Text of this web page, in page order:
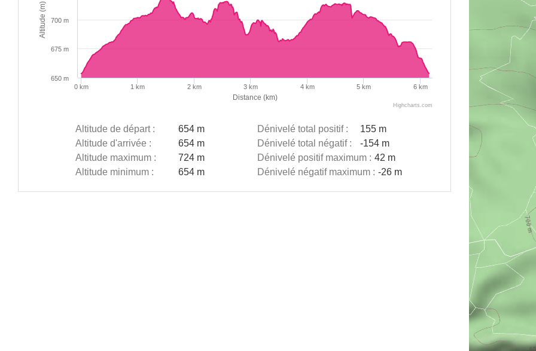
Distance (km)
Altitude (m)
0 km 1 km 2 km 3 km 4 km 5 km 6 km
650 m
675 m
700 m
Highcharts.com
Altitude de départ :
654 m
Altitude d'arrivée :
654 m
Altitude maximum :
724 m
Altitude minimum :
654 m
Dénivelé total positif :
155 m
Dénivelé total négatif :
-154 m
Dénivelé positif maximum : 42 m
Dénivelé négatif maximum : -26 m